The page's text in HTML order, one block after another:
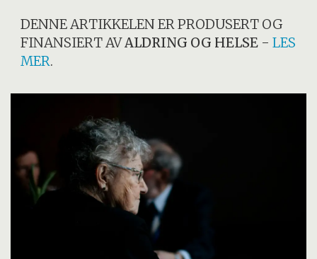
DENNE ARTIKKELEN ER PRODUSERT OG
FINANSIERT AVALDRING OG HELSE -LES
MER.